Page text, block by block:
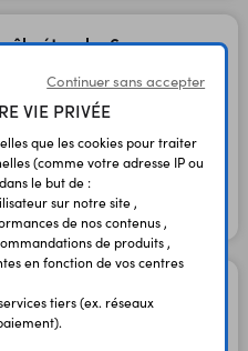
étanche 6
TTC 8,25 € HT
Continuer sans accepter
VIE PRIVÉE
que les cookies pour traiter
(comme votre adresse IP ou
le but de :
sur notre site ,
de nos contenus ,
de produits ,
en fonction de vos centres
tiers (ex. réseaux